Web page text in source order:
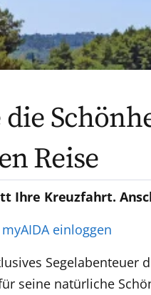
die
Reise
Ihre Kreuzfahrt.
einloggen
seine natürliche